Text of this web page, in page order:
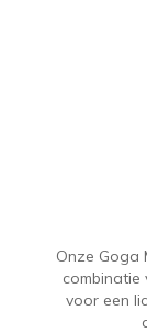
Onze Goga
voor een